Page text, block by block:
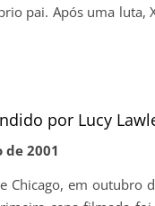
pai. Após uma luta,
por Lucy
de 2001
Chicago, em outubro